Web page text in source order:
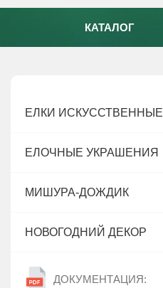
КАТАЛОГ
ЕЛКИ ИСКУССТВЕННЫЕ
ЕЛОЧНЫЕ УКРАШЕНИЯ
МИШУРА-ДОЖДИК
НОВОГОДНИЙ ДЕКОР
ДОКУМЕНТАЦИЯ: